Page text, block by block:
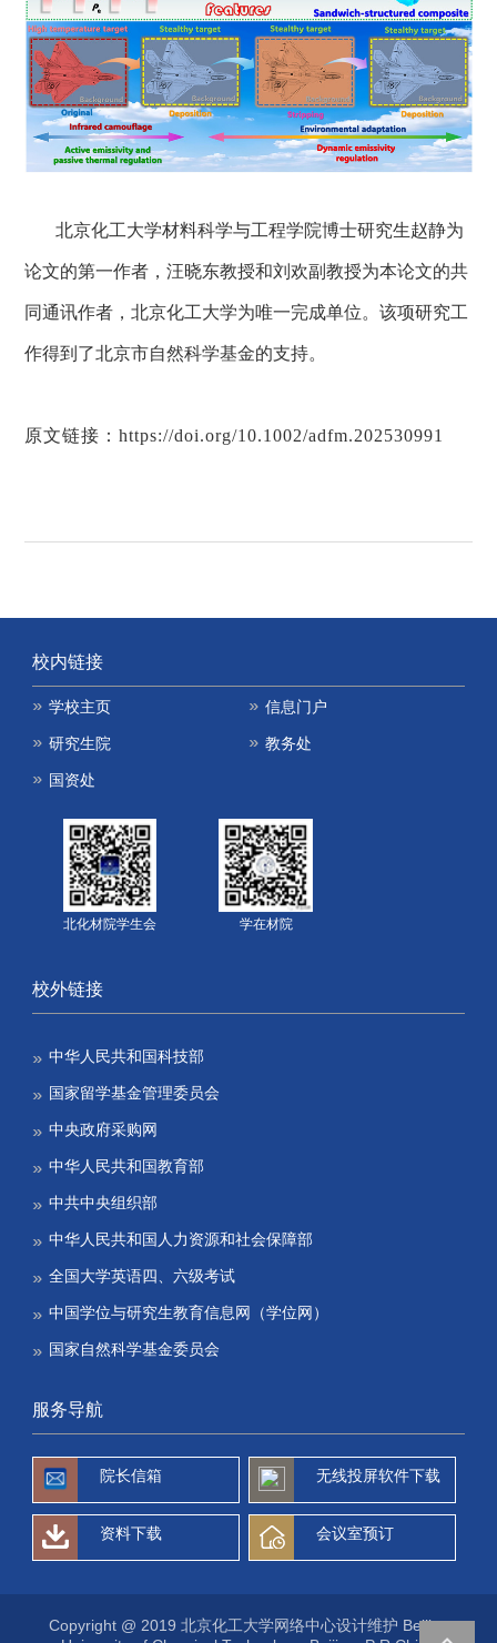
北京化工大学材料科学与工程学院博士研究生赵静为
论文的第一作者，汪晓东教授和刘欢副教授为本论文的共
同通讯作者，北京化工大学为唯一完成单位。该项研究工
作得到了北京市自然科学基金的支持。
原文链接：https://doi.org/10.1002/adfm.202530991
校内链接
学校主页 信息门户
研究生院 教务处
国资处
北化材院学生会 学在材院
校外链接
中华人民共和国科技部
国家留学基金管理委员会
中央政府采购网
中华人民共和国教育部
中共中央组织部
中华人民共和国人力资源和社会保障部
全国大学英语四、六级考试
中国学位与研究生教育信息网（学位网）
国家自然科学基金委员会
服务导航
院长信箱 无线投屏软件下载
资料下载 会议室预订
Copyright @ 2019 北京化工大学网络中心设计维护 Beijing